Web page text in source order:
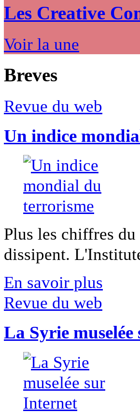
Les Creative
Voir la une
Breves
Revue du web
Un indice
Plus les chiffres
dissipent.
En savoir plus
Revue du web
La Syrie